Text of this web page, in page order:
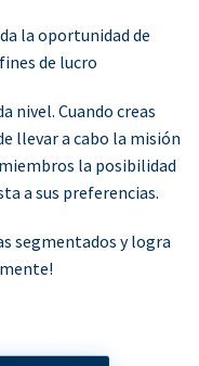
la oportunidad de
de lucro
nivel. Cuando creas
llevar a cabo la misión
la posibilidad
a sus preferencias.
segmentados y logra